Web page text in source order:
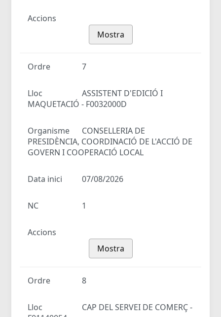
Accions
Mostra
Ordre 7
Lloc
ASSISTENT D'EDICIÓ I
MAQUETACIÓ - F0032000D
Organisme
CONSELLERIA DE
PRESIDÈNCIA, COORDINACIÓ DE L'ACCIÓ DE
GOVERN I COOPERACIÓ LOCAL
Data inici 07/08/2026
NC 1
Accions
Mostra
Ordre 8
Lloc
CAP DEL SERVEI DE COMERÇ -